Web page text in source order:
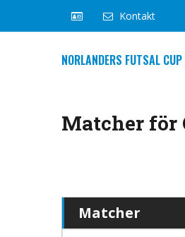
Kontakt
NORLANDERS FUTSAL
Matcher för
Matcher